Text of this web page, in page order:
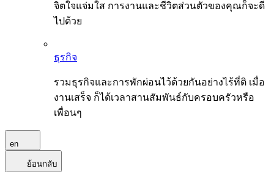
จิตใจแจ่มใส การงานและชีวิตส่วนตัวของคุณก็จะดี
ไปด้วย
ธุรกิจ
รวมธุรกิจและการพักผ่อนไว้ด้วยกันอย่างไร้ที่ติ เมื่อ
งานเสร็จ ก็ได้เวลาสานสัมพันธ์กับครอบครัวหรือ
เพื่อนๆ
en
ย้อนกลับ